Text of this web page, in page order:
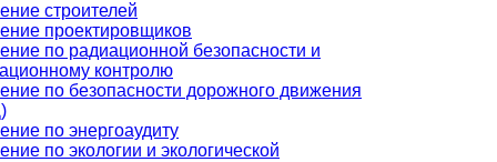
строителей
проектировщиков
по радиационной безопасности и
контролю
по безопасности дорожного движения
по энергоаудиту
по экологии и экологической